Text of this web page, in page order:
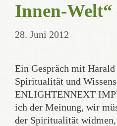
Innen-
28. Juni 2012
Ein Gespräch mit Harald
Spiritualität und
ENLIGHTENNEXT
ich der Meinung, wir
der Spiritualität